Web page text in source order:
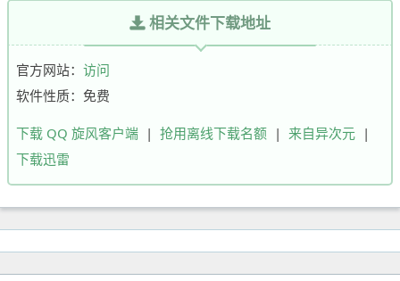
相关文件下载地址
官方网站： 访问
软件性质：免费
下载 QQ 旋风客户端 | 抢用离线下载名额 | 来自异次元 |
下载迅雷